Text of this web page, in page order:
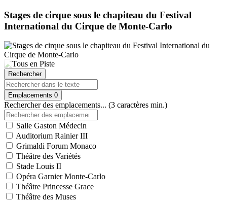
Stages de cirque sous le chapiteau du Festival
International du Cirque de Monte-Carlo
Rechercher
Emplacements 0
Rechercher des emplacements... (3 caractères min.)
Salle Gaston Médecin
Auditorium Rainier III
Grimaldi Forum Monaco
Théâtre des Variétés
Stade Louis II
Opéra Garnier Monte-Carlo
Théâtre Princesse Grace
Théâtre des Muses